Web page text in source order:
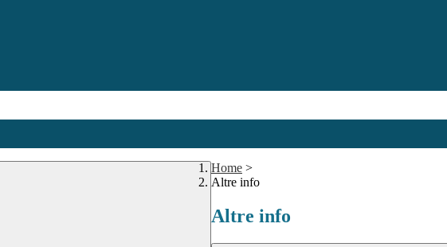
Home >
Altre info
Altre info